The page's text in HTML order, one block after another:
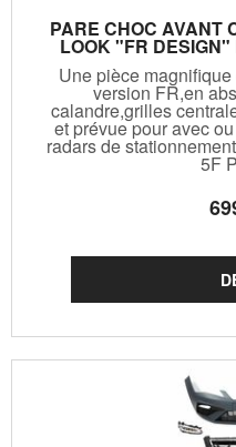
PARE CHOC AVANT
LOOK "FR DESIGN"
Une pièce
version FR,en
calandre,grilles
et prévue pour avec
radars de
5F